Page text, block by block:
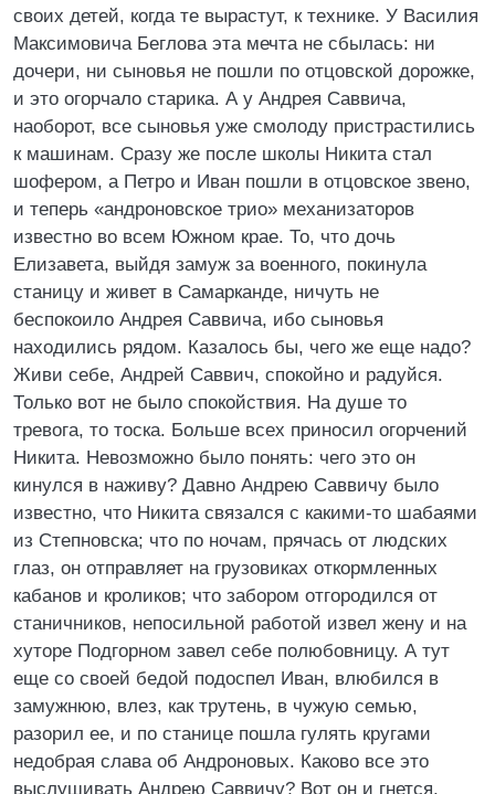
своих детей, когда те вырастут, к технике. У Василия
Максимовича Беглова эта мечта не сбылась: ни
дочери, ни сыновья не пошли по отцовской дорожке,
и это огорчало старика. А у Андрея Саввича,
наоборот, все сыновья уже смолоду пристрастились
к машинам. Сразу же после школы Никита стал
шофером, а Петро и Иван пошли в отцовское звено,
и теперь «андроновское трио» механизаторов
известно во всем Южном крае. То, что дочь
Елизавета, выйдя замуж за военного, покинула
станицу и живет в Самарканде, ничуть не
беспокоило Андрея Саввича, ибо сыновья
находились рядом. Казалось бы, чего же еще надо?
Живи себе, Андрей Саввич, спокойно и радуйся.
Только вот не было спокойствия. На душе то
тревога, то тоска. Больше всех приносил огорчений
Никита. Невозможно было понять: чего это он
кинулся в наживу? Давно Андрею Саввичу было
известно, что Никита связался с какими-то шабаями
из Степновска; что по ночам, прячась от людских
глаз, он отправляет на грузовиках откормленных
кабанов и кроликов; что забором отгородился от
станичников, непосильной работой извел жену и на
хуторе Подгорном завел себе полюбовницу. А тут
еще со своей бедой подоспел Иван, влюбился в
замужнюю, влез, как трутень, в чужую семью,
разорил ее, и по станице пошла гулять кругами
недобрая слава об Андроновых. Каково все это
выслушивать Андрею Саввичу? Вот он и гнется,